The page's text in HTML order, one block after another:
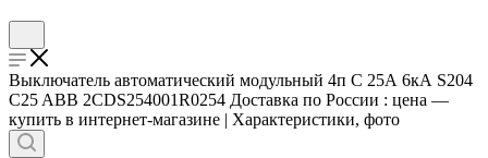
Выключатель автоматический модульный 4п C 25А 6кА S204
C25 ABB 2CDS254001R0254 Доставка по России : цена —
купить в интернет-магазине | Характеристики, фото